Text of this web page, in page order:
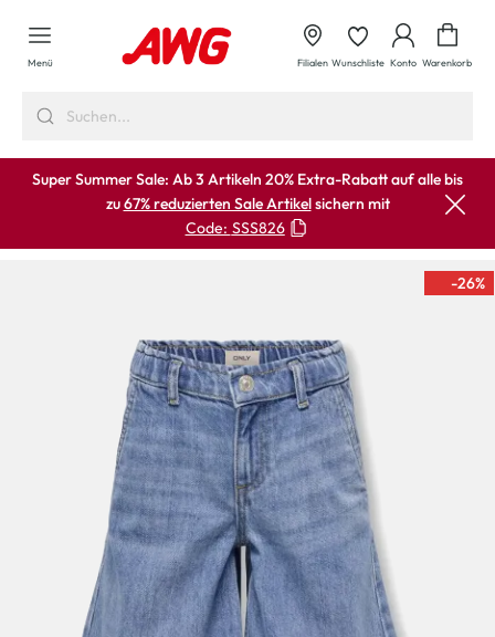
springen
Menü Filialen Wunschliste Konto Warenkorb
Super Summer Sale: Ab 3 Artikeln 20% Extra-Rabatt auf alle bis
zu67% reduzierten Sale Artikelsichern mit
Code: SSS826
-26%